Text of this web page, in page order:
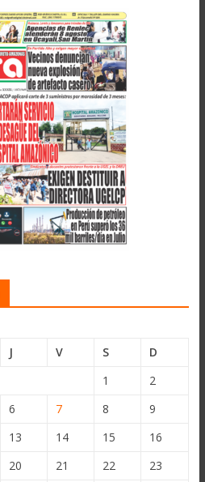
J V S
D
1
2
6 7 8
9
13 14 15
16
20 21 22
23